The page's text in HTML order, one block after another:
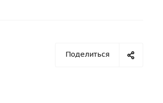
Поделиться